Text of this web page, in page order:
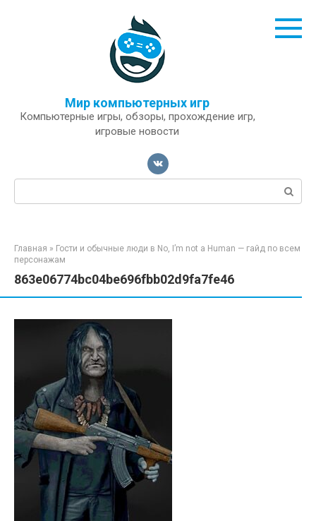
Мир компьютерных игр
Компьютерные игры, обзоры, прохождение игр,
игровые новости
Поиск:
Главная » Гости и обычные люди в No, I’m not a Human — гайд по всем
персонажам
863e06774bc04be696fbb02d9fa7fe46